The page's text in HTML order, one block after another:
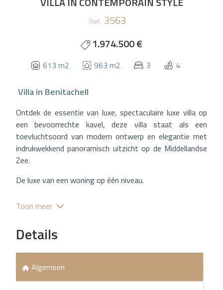
Ref. 3563
1.974.500 €
613 m2 963 m2 3 4
Villain Benitachell
Ontdek de essentie van luxe, spectaculaire luxe villa op
een bevoorrechte kavel, deze villa staat als een
toevluchtsoord van modern ontwerp en elegantie met
indrukwekkend panoramisch uitzicht op de Middellandse
Zee.
De luxe van een woning op één niveau.
het comfort maximaliseert en de toegang tot alle
woning, met een oppervlakte van 182,95 m², is
eetkamer, een open keuken van hoge kwaliteit in de linker
vleugel en 3 dubbele slaapkamers, waarvan één met een
Toon meer
Details
Algemeen